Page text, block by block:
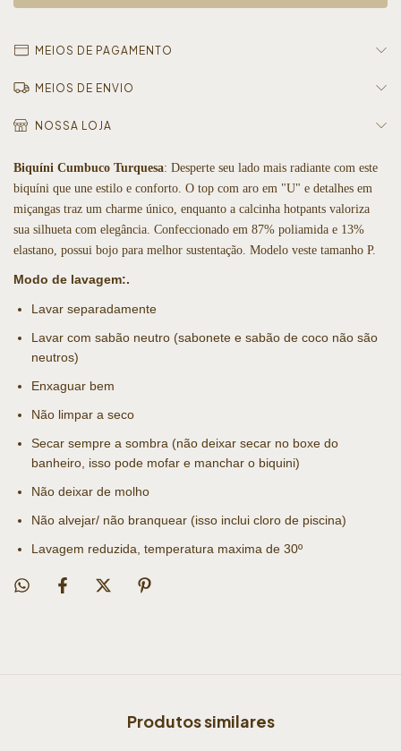
MEIOS DE PAGAMENTO
MEIOS DE ENVIO
NOSSA LOJA
Biquíni Cumbuco Turquesa: Desperte seu lado mais radiante com este
biquíni que une estilo e conforto. O top com aro em "U" e detalhes em
miçangas traz um charme único, enquanto a calcinha hotpants valoriza
sua silhueta com elegância. Confeccionado em 87% poliamida e 13%
elastano, possui bojo para melhor sustentação. Modelo veste tamanho P.
Modo de lavagem:.
Lavar separadamente
Lavar com sabão neutro (sabonete e sabão de coco não são
neutros)
Enxaguar bem
Não limpar a seco
Secar sempre a sombra (não deixar secar no boxe do
banheiro, isso pode mofar e manchar o biquini)
Não deixar de molho
Não alvejar/ não branquear (isso inclui cloro de piscina)
Lavagem reduzida, temperatura maxima de 30º
Produtos similares